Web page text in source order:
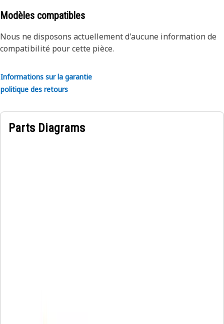
Modèles compatibles
Nous ne disposons actuellement d'aucune information de
compatibilité pour cette pièce.
Informations sur la garantie
politique des retours
Parts Diagrams